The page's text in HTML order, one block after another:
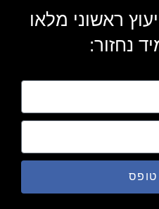
ראשוני מלאו
נחזור: